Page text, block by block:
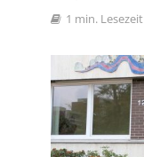
1 min. Lesezeit